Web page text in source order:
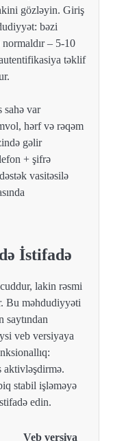
gözləyin. Giriş
bəzi
– 5-10
təklif
sahə var
hərf və rəqəm
gəlir
+ şifrə
vasitəsilə
İstifadə
lakin rəsmi
Bu məhdudiyyəti
saytından
veb versiyaya
aktivləşdirmə.
stabil işləməyə
edin.
Veb versiya